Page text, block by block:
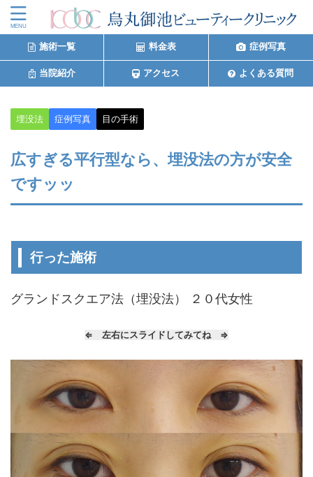
施術一覧 料金表 症例写真
当院紹介 アクセス よくある質問
埋没法 症例写真 目の手術
広すぎる平行型なら、埋没法の方が安全
ですッッ
行った施術
グランドスクエア法（埋没法） ２０代女性
⇐ 左右にスライドしてみてね ⇒